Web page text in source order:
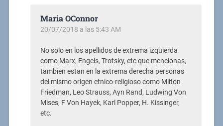
Maria OConnor
20/07/2018 a las 5:43 AM
No solo en los apellidos de extrema izquierda
como Marx, Engels, Trotsky, etc que mencionas,
tambien estan en la extrema derecha personas
del mismo origen etnico-religioso como Milton
Friedman, Leo Strauss, Ayn Rand, Ludwing Von
Mises, F Von Hayek, Karl Popper, H. Kissinger,
etc.